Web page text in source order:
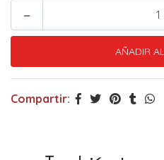
-
Compartir: